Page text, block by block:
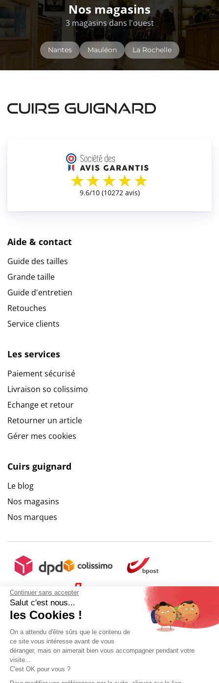
Continuer sans accepter
Salut c'est nous...
les Cookies !
On a attendu d'être sûrs que le contenu de
ce site vous intéresse avant de vous
déranger, mais on aimerait bien vous accompagner pendant votre
visite...
C'est OK pour vous ?
Nos magasins
3 magasins dans l'ouest
Nantes Mauléon La Rochelle
Aide & contact
Guide des tailles
Grande taille
Guide d'entretien
Retouches
Service clients
Les services
Paiement sécurisé
Livraison so colissimo
Echange et retour
Retourner un article
Gérer mes cookies
Cuirs guignard
Le blog
Nos magasins
Nos marques